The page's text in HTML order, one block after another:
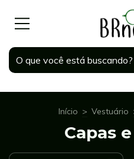
Início > Vestuário
Capas